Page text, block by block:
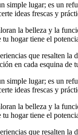
simple lugar; es un
ideas frescas y
la belleza y la
hogar tiene el
que resalten
en cada esquina de
simple lugar; es un
ideas frescas y
la belleza y la
hogar tiene el
que resalten